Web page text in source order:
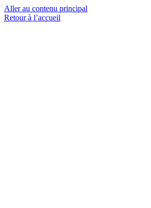
Aller au contenu principal
Retour à l’accueil